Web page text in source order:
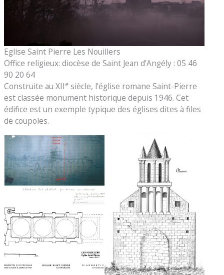
Eglise Saint Pierre Les Nouillers
Office religieux: diocèse de Saint Jean d’Angély : 05 46
90 20 64
Construite au XII e siècle, l’église romane Saint-Pierre
est classée monument historique depuis 1946. Cet
édifice est un exemple typique des églises dites à files
de coupoles.